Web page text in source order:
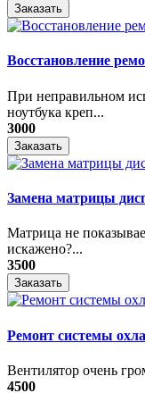
Заказать
Восстановление
При неправильном
ноутбука креп...
3000
Заказать
Замена матрицы
Матрица не
искажено?...
3500
Заказать
Ремонт системы
Вентилятор очень
4500